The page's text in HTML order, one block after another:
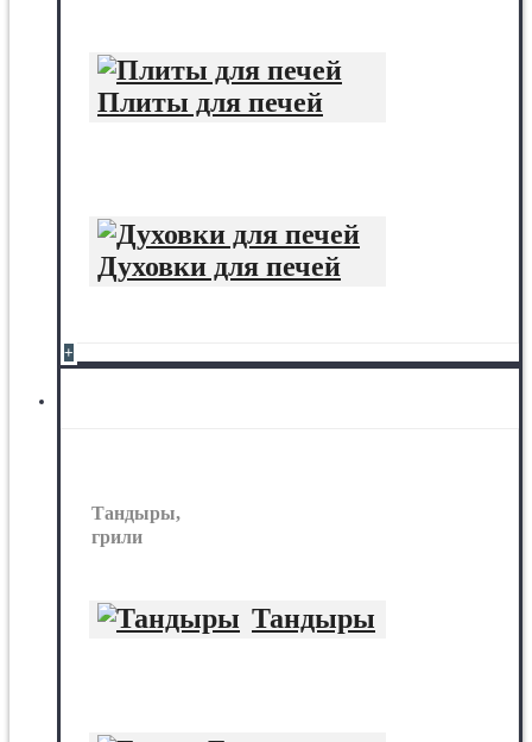
Плиты для печей
Духовки для печей
+
Тандыры,
грили
Тандыры